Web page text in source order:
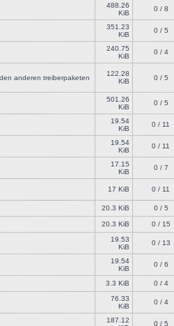
488.26
KiB
0 / 8
351.23
KiB
0 / 5
240.75
KiB
0 / 4
anderen treiberpaketen
122.28
KiB
0 / 5
501.26
KiB
0 / 5
19.54
KiB
0 / 11
19.54
KiB
0 / 11
17.15
KiB
0 / 7
17 KiB 0 / 11
20.3 KiB 0 / 5
20.3 KiB
0 / 15
19.53
KiB
0 / 13
19.54
KiB
0 / 6
3.3 KiB 0 / 4
76.33
KiB
0 / 4
187.12
0 / 5